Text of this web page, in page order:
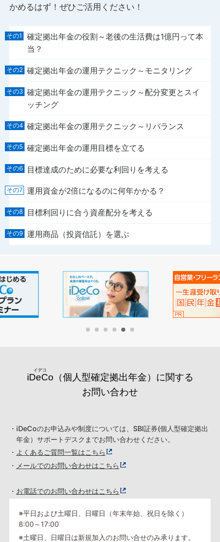
かめるはず！ぜひご活用ください！
確定拠出年金の役割～老後の生活費は1億円って本
当？
確定拠出年金の運用テクニック～モニタリング
確定拠出年金の運用テクニック～配分変更とスイ
ッチング
確定拠出年金の運用テクニック～リバランス
確定拠出年金の運用目標を立てる
目標達成のために必要な利回りを考える
運用資金が2倍になるのに何年かかる？
目標利回りに合う資産配分を考える
運用商品（投資信託）を選ぶ
iDeCo （個人型確定拠出年金）に関する
お問い合わせ
・iDeCoのお申込みや制度については、SBI証券(個人型確定拠出
年金）サポートデスクまでお問い合わせください。
・ よくあるご質問一覧はこちら
・ メールでのお問い合わせはこちら
・ お電話でのお問い合わせはこちら
※平日および土曜日、日曜日（年末年始、祝日を除く）
8:00～17:00
※土曜日、日曜日は新規加入のお問い合せのみ承ります。